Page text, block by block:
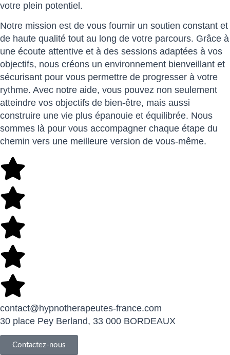
votre plein potentiel.
Notre mission est de vous fournir un soutien constant et
de haute qualité tout au long de votre parcours. Grâce à
une écoute attentive et à des sessions adaptées à vos
objectifs, nous créons un environnement bienveillant et
sécurisant pour vous permettre de progresser à votre
rythme. Avec notre aide, vous pouvez non seulement
atteindre vos objectifs de bien-être, mais aussi
construire une vie plus épanouie et équilibrée. Nous
sommes là pour vous accompagner chaque étape du
chemin vers une meilleure version de vous-même.
contact@hypnotherapeutes-france.com
30 place Pey Berland, 33 000 BORDEAUX
Contactez-nous